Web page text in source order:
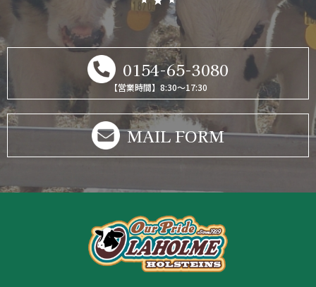
0154-65-3080
【営業時間】8:30～17:30
MAIL FORM